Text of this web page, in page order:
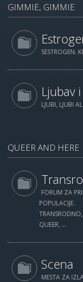
GIMMIE, GIMMIE
SESTROGEN.
Ljubav
LJUBI, LJUBI
QUEER AND HERE
FORUM ZA
POPULACIJE.
QUEER, ...
Scena
MESTA ZA